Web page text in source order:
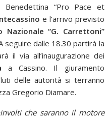
Benedettina “Pro Pace et
e l’arrivo previsto
Nazionale “G. Carrettoni”
seguire dalle 18.30 partirà la
il via all’inaugurazione dei
a Cassino. Il giuramento
delle autorità si terranno
Gregorio Diamare.
che saranno il motore